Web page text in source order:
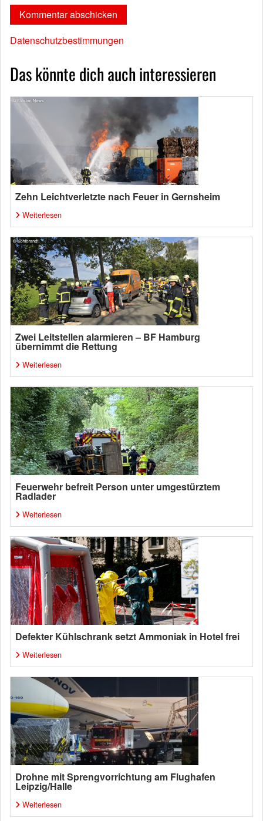
Datenschutzbestimmungen
Das könnte dich auch interessieren
Zehn Leichtverletzte nach Feuer in Gernsheim
Weiterlesen
Zwei Leitstellen alarmieren – BF Hamburg
übernimmt die Rettung
Weiterlesen
Feuerwehr befreit Person unter umgestürztem
Radlader
Weiterlesen
Defekter Kühlschrank setzt Ammoniak in Hotel frei
Weiterlesen
Drohne mit Sprengvorrichtung am Flughafen
Leipzig/Halle
Weiterlesen